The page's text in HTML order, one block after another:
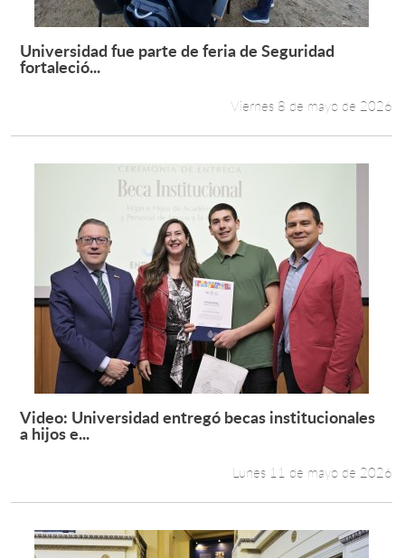
Leer más +
Universidad fue parte de feria de Seguridad
fortaleció...
Viernes 8 de mayo de 2026
Leer más +
Video: Universidad entregó becas institucionales
a hijos e...
Lunes 11 de mayo de 2026